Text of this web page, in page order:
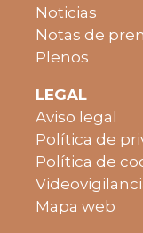
Noticias
Notas de
Plenos
LEGAL
Aviso legal
Política de
Política de
Mapa web